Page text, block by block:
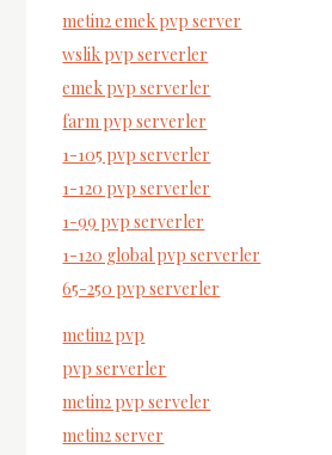
metin2 emek pvp server
wslik pvp serverler
emek pvp serverler
farm pvp serverler
1-105 pvp serverler
1-120 pvp serverler
1-99 pvp serverler
1-120 global pvp serverler
65-250 pvp serverler
metin2 pvp
pvp serverler
metin2 pvp serveler
metin2 server